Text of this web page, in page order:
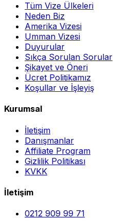
Tüm Vize Ülkeleri
Neden Biz
Amerika Vizesi
Umman Vizesi
Duyurular
Sıkça Sorulan Sorular
Şikayet ve Öneri
Ücret Politikamız
Koşullar ve İşleyiş
Kurumsal
İletişim
Danışmanlar
Affiliate Program
Gizlilik Politikası
KVKK
İletişim
0212 909 99 71